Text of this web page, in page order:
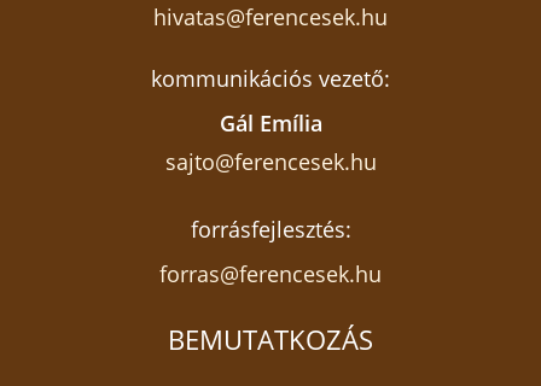
hivatas@ferencesek.hu
kommunikációs vezető:
Gál Emília
sajto@ferencesek.hu
forrásfejlesztés:
forras@ferencesek.hu
BEMUTATKOZÁS